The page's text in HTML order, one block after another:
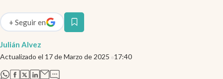
Julián Alvez
Actualizado el 17 de Marzo de 2025 17:40
+ Seguiren
abre en nueva pestaña
abre en nueva pestaña
abre en nueva pestaña
abre en nueva pestaña
abre en nueva pestaña